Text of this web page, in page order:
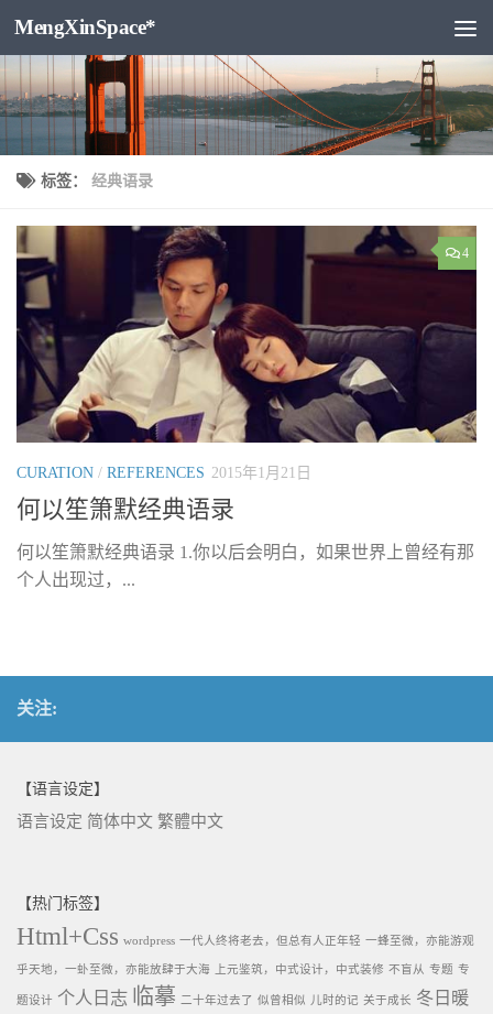
跳至内容
MengXinSpace*
标签： 经典语录
4
CURATION / REFERENCES 2015年1月21日
何以笙箫默经典语录
何以笙箫默经典语录 1.你以后会明白，如果世界上曾经有那
个人出现过，...
关注:
【语言设定】
语言设定 简体中文 繁體中文
【热门标签】
Html+Css wordpress 一代人终将老去，但总有人正年轻 一蜂至微，亦能游观
乎天地，一虲至微，亦能放肆于大海 上元鉴筑，中式设计，中式装修 不盲从 专题 专
题设计 个人日志 临摹 二十年过去了 似曾相似 儿时的记 关于成长 冬日暖